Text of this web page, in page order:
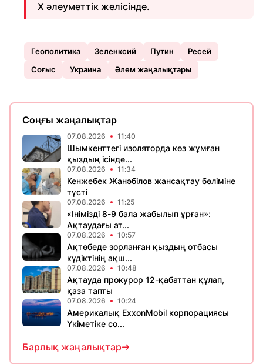
X әлеуметтік желісінде.
Геополитика Зеленксий Путин
Ресей
Соғыс
Украина Әлем жаңалықтары
Соңғы жаңалықтар
07.08.2026 11:40
Шымкенттегі изоляторда көз жұмған
қыздың ісінде...
07.08.2026 11:34
Кенжебек Жанәбілов жансақтау бөліміне
түсті
07.08.2026 11:25
«Інімізді 8-9 бала жабылып ұрған»:
Ақтаудағы ат...
07.08.2026 10:57
Ақтөбеде зорланған қыздың отбасы
күдіктінің ақш...
07.08.2026 10:48
Ақтауда прокурор 12-қабаттан құлап,
қаза тапты
07.08.2026 10:24
Америкалық ExxonMobil корпорациясы
Үкіметіке со...
Барлық жаңалықтар